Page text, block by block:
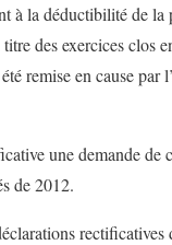
à la déductibilité de
des exercices clos
remise en cause
une demande
de 2012.